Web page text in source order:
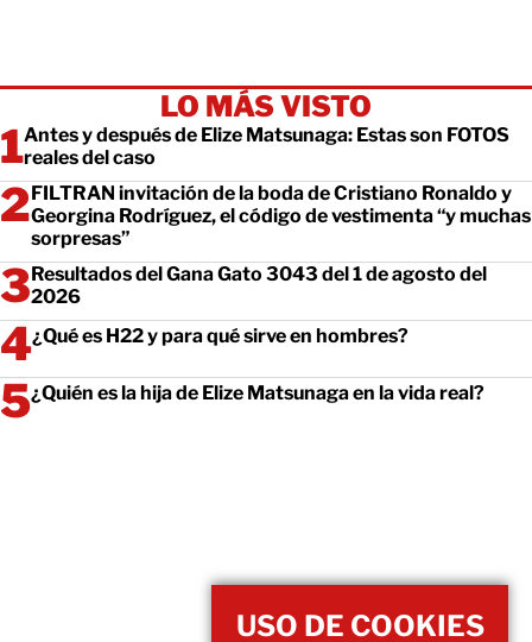
LO MÁS VISTO
Antes y después de Elize Matsunaga: Estas son FOTOS
reales del caso
FILTRAN invitación de la boda de Cristiano Ronaldo y
Georgina Rodríguez, el código de vestimenta “y muchas
sorpresas”
Resultados del Gana Gato 3043 del 1 de agosto del
2026
¿Qué es H22 y para qué sirve en hombres?
¿Quién es la hija de Elize Matsunaga en la vida real?
USO DE COOKIES